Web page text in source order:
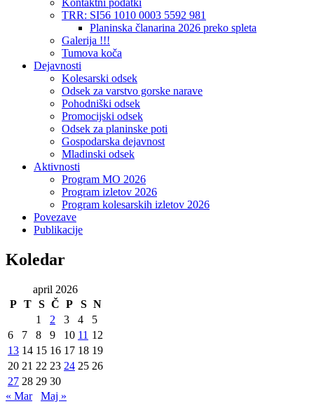
Kontaktni podatki
TRR: SI56 1010 0003 5592 981
Planinska članarina 2026 preko spleta
Galerija !!!
Tumova koča
Dejavnosti
Kolesarski odsek
Odsek za varstvo gorske narave
Pohodniški odsek
Promocijski odsek
Odsek za planinske poti
Gospodarska dejavnost
Mladinski odsek
Aktivnosti
Program MO 2026
Program izletov 2026
Program kolesarskih izletov 2026
Povezave
Publikacije
Koledar
april 2026
P T S Č P S N
1
2 3 4
5
6
7 8 9 10 11 12
13 14 15 16 17 18 19
20 21 22 23 24 25 26
27 28 29 30
« Mar
Maj »